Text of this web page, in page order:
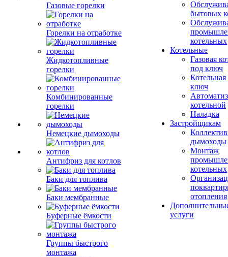
Газовые горелки
Горелки на отработке
Жидкотопливные
горелки
Комбинированные
горелки
Немецкие дымоходы
Антифриз для котлов
Баки для топлива
Баки мембранные
Буферные ёмкости
Группы быстрого
монтажа
бытовых
котельных
Котельные
Газовая
под ключ
ключ
котельной
Наладка
Застройщикам
дымоходы
Монтаж
котельных
отопления
услуги